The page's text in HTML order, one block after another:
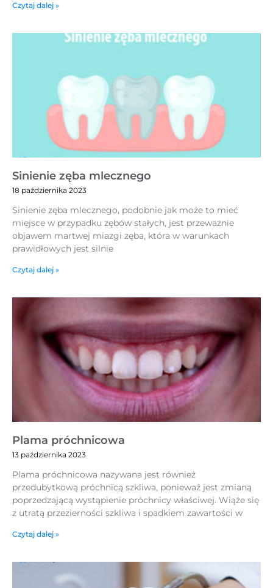
Czytaj dalej »
Sinienie zęba mlecznego
18 października 2023
Sinienie zęba mlecznego, podobnie jak może to mieć
miejsce w przypadku zębów stałych, jest przeważnie
objawem martwej miazgi zęba, która w warunkach
prawidłowych jest silnie
Czytaj dalej »
Plama próchnicowa
13 października 2023
Plama próchnicowa nazywana jest również
przedubytkową próchnicą szkliwa, ponieważ jest zmianą
poprzedzającą wystąpienie próchnicy właściwej. Wiąże się
z utratą przezierności szkliwa i spadkiem zawartości w
Czytaj dalej »